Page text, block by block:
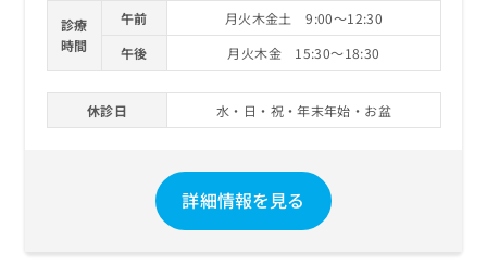
診療
時間
午前
月火木金土 9:00～12:30
午後
月火木金 15:30～18:30
休診日 水・日・祝・年末年始・お盆
詳細情報を見る